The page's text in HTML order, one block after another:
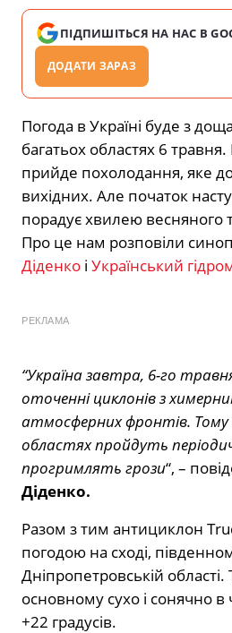
ПІДПИШІТЬСЯ НА НАС В
ДОДАТИ ЗАРАЗ
Погода в Україні буде з
багатьох областях 6
прийде похолодання, яке
вихідних. Але початок
порадує хвилею весняного
Про це нам розповіли
Діденко і Український
РЕКЛАМА
“Україна завтра, 6-го
оточенні циклонів з
атмосферних фронтів.
областях пройдуть
прогримлять грози“, –
Діденко.
Разом з тим антициклон
погодою на сході,
Дніпропетровській області.
основному сухо і сонячно в
+22 градусів.